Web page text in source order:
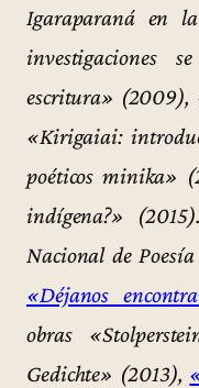
Igaraparaná en
investigaciones
escritura» (2009),
«Kirigaiai:
poéticos minika»
indígena?»
Nacional de
«Déjanos
obras
Gedichte» (2013),